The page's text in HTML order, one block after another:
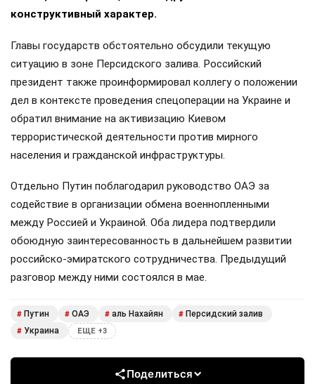
конструктивный характер.
Главы государств обстоятельно обсудили текущую
ситуацию в зоне Персидского залива. Российский
президент также проинформировал коллегу о положении
дел в контексте проведения спецоперации на Украине и
обратил внимание на активизацию Киевом
террористической деятельности против мирного
населения и гражданской инфраструктуры.
Отдельно Путин поблагодарил руководство ОАЭ за
содействие в организации обмена военнопленными
между Россией и Украиной. Оба лидера подтвердили
обоюдную заинтересованность в дальнейшем развитии
российско-эмиратского сотрудничества. Предыдущий
разговор между ними состоялся в мае.
# Путин # ОАЭ # аль Нахайян # Персидский залив
# Украина ЕЩЕ +3
Поделиться